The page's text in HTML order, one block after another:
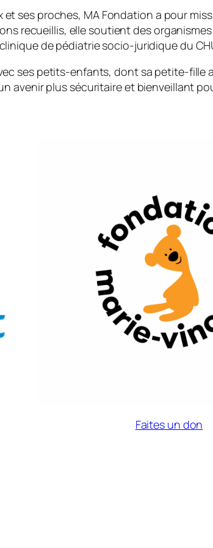
ses proches, MA Fondation a pour
recueillis, elle soutient des
de pédiatrie socio-juridique du
ses petits-enfants, dont sa petite-
avenir plus sécuritaire et bienveillant
Faites un don